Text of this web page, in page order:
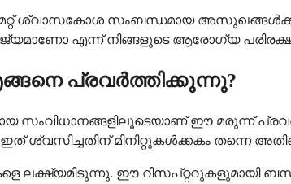
ശ്വാസകോശ സംബന്ധമായ അസുഖങ്ങൾക്കും
എന്ന് നിങ്ങളുടെ ആരോഗ്യ പരിരക്ഷാ
പ്രവർത്തിക്കുന്നു?
സംവിധാനങ്ങളിലൂടെയാണ് ഈ മരുന്ന്
മിനിറ്റുകൾക്കകം തന്നെ
ലക്ഷ്യമിടുന്നു. ഈ റിസപ്റ്ററുകളുമായി